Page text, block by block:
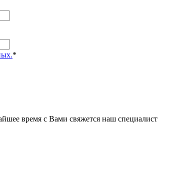
*
время с Вами свяжется наш специалист